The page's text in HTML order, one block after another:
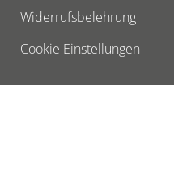
Widerrufsbelehrung
Cookie Einstellungen